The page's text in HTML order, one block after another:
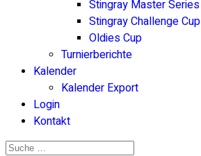
Stingray Master Series
Stingray Challenge Cup
Oldies Cup
Turnierberichte
Kalender
Kalender Export
Login
Kontakt